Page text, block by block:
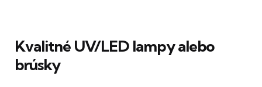
Kvalitné UV/LED lampy alebo
brúsky